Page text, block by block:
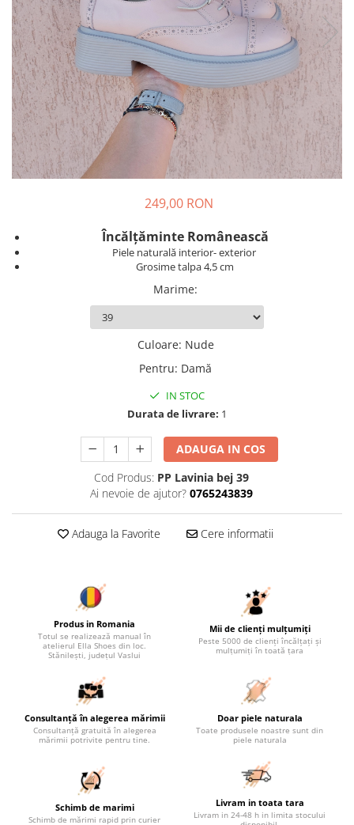
249,00 RON
Încălțăminte Românească
Piele naturală interior- exterior
Grosime talpa 4,5 cm
Marime:
Culoare: Nude
Pentru: Damă
IN STOC
Durata de livrare: 1
ADAUGA IN COS
Cod Produs: PP Lavinia bej 39
Ai nevoie de ajutor? 0765243839
Adauga la Favorite Cere informatii
Produs in Romania
Totul se realizează manual în
atelierul Ella Shoes din loc.
Stănilești, județul Vaslui
Mii de clienți mulțumiți
Peste 5000 de clienți încălțați și
mulțumiți în toată țara
Consultanță în alegerea mărimii
Consultanță gratuită în alegerea
mărimii potrivite pentru tine.
Doar piele naturala
Toate produsele noastre sunt din
piele naturala
Schimb de marimi
Schimb de mărimi rapid prin curier
Livram in toata tara
Livram in 24-48 h in limita stocului